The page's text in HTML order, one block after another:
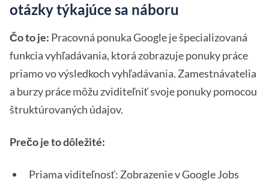
otázky týkajúce sa náboru
Čo to je: Pracovná ponuka Google je špecializovaná
funkcia vyhľadávania, ktorá zobrazuje ponuky práce
priamo vo výsledkoch vyhľadávania. Zamestnávatelia
a burzy práce môžu zviditeľniť svoje ponuky pomocou
štruktúrovaných údajov.
Prečo je to dôležité:
Priama viditeľnosť: Zobrazenie v Google Jobs